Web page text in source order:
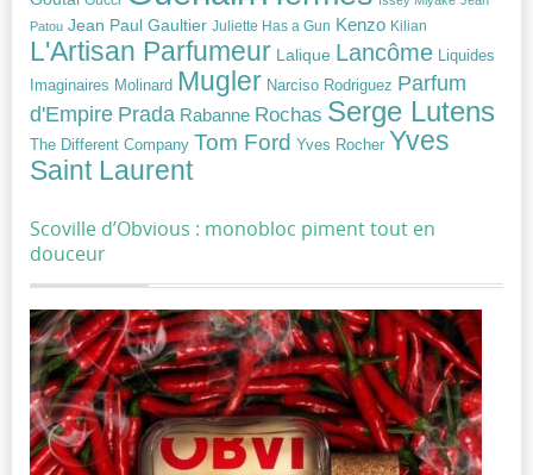
Patou Jean Paul Gaultier Juliette Has a Gun Kenzo Kilian
L'Artisan Parfumeur Lalique Lancôme Liquides
Imaginaires Molinard Mugler Narciso Rodriguez Parfum
d'Empire Prada Rabanne Rochas Serge Lutens
The Different Company Tom Ford Yves Rocher Yves
Saint Laurent
Scoville d’Obvious : monobloc piment tout en
douceur